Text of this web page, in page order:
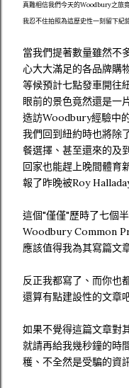
真難相信我們今天的Woodbury之旅
我忍不住拍照為這歷史性一刻留下紀
當我們提著數量雖然不
心大大滿足的各品牌購
等候預計七點發車開往
眼前的景色竟然還是一
造訪Woodbury經驗中
我們回到紐約時也將除
餐選擇、甚至還來的及
回家也能趕上晚間體育
報了昨晚被Roy
這個"僅僅"歷時了七個
Woodbury Common
應該值得我為其寫篇文
反正我都寫了、而你也
還算有點建設性的文章
如果不覺得這篇文章對
就請再給我幾秒鐘的時
穫、不全然是受騙的資